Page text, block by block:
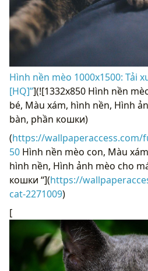
Hình nền mèo 1000x1500: Tải
[HQ]”](![1332x850 Hình nền
bé, Màu xám, hình nền, Hình
bàn, phần кошки)
(https://wallpaperaccess.com/
50 Hình nền mèo con, Màu
hình nền, Hình ảnh mèo cho
кошки “](https://
cat-2271009)
[